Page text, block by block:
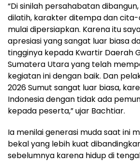
“Di sinilah persahabatan
dilatih, karakter ditempa dan
mulai dipersiapkan. Karena itu
apresiasi yang sangat luar biasa
tingginya kepada Kwartir Daerah
Sumatera Utara yang telah
kegiatan ini dengan baik. Dan
2026 Sumut sangat luar biasa,
Indonesia dengan tidak ada
kepada peserta,” ujar Bachtiar.
Ia menilai generasi muda saat ini
bekal yang lebih kuat
sebelumnya karena hidup di